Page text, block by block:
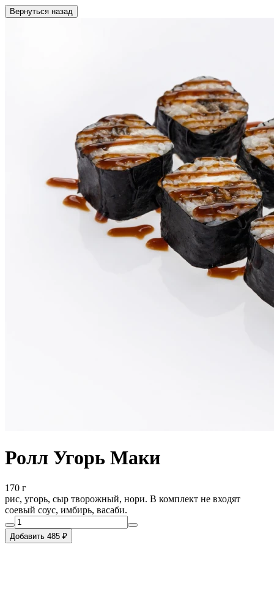
Вернуться назад
Ролл Угорь Маки
170 г
рис, угорь, сыр творожный, нори. В комплект не входят
соевый соус, имбирь, васаби.
Добавить 485 ₽